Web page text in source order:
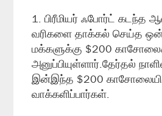
1. பிரீமியர் ஃபோர்ட்
வரிகளை தாக்கல் செய்த
மக்களுக்கு $200
அனுப்பியுள்ளார்.தேர்தல்
இன்இந்த $200
வாக்களிப்பார்கள்.